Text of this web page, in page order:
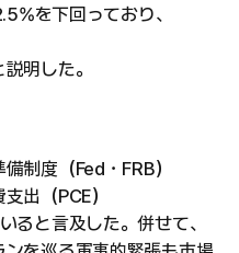
を下回っており、
明した。
制度（Fed・FRB）
出（PCE）
ると言及した。併せて、